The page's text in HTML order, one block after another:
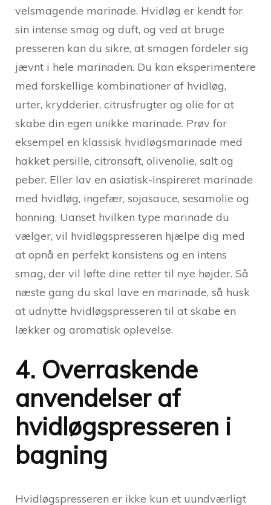
velsmagende marinade. Hvidløg er kendt for
sin intense smag og duft, og ved at bruge
presseren kan du sikre, at smagen fordeler sig
jævnt i hele marinaden. Du kan eksperimentere
med forskellige kombinationer af hvidløg,
urter, krydderier, citrusfrugter og olie for at
skabe din egen unikke marinade. Prøv for
eksempel en klassisk hvidløgsmarinade med
hakket persille, citronsaft, olivenolie, salt og
peber. Eller lav en asiatisk-inspireret marinade
med hvidløg, ingefær, sojasauce, sesamolie og
honning. Uanset hvilken type marinade du
vælger, vil hvidløgspresseren hjælpe dig med
at opnå en perfekt konsistens og en intens
smag, der vil løfte dine retter til nye højder. Så
næste gang du skal lave en marinade, så husk
at udnytte hvidløgspresseren til at skabe en
lækker og aromatisk oplevelse.
4. Overraskende
anvendelser af
hvidløgspresseren i
bagning
Hvidløgspresseren er ikke kun et uundværligt